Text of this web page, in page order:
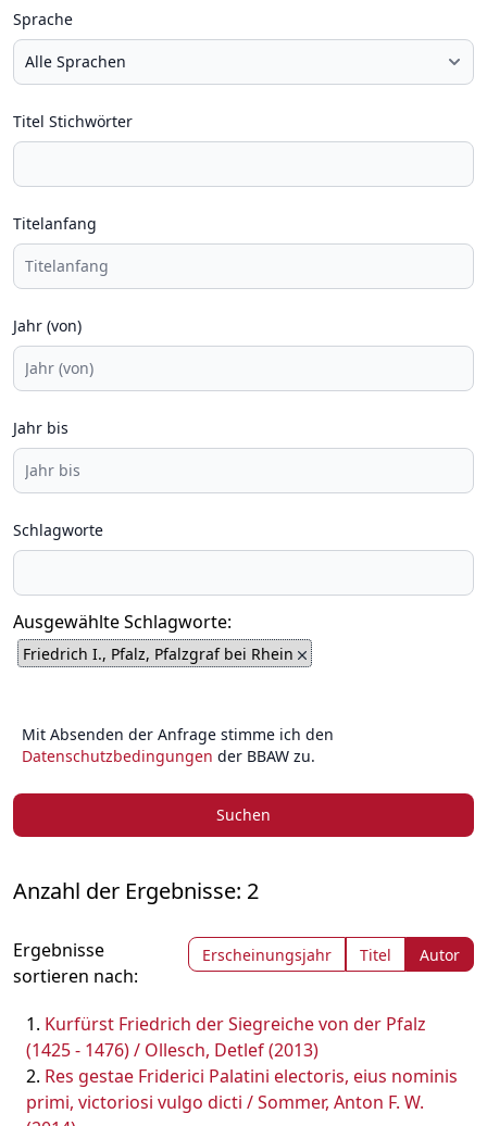
Sprache
Titel Stichwörter
Titelanfang
Jahr (von)
Jahr bis
Schlagworte
Ausgewählte Schlagworte:
Friedrich I., Pfalz, Pfalzgraf bei Rhein
Mit Absenden der Anfrage stimme ich den
Datenschutzbedingungen der BBAW zu.
Suchen
Anzahl der Ergebnisse: 2
Ergebnisse
sortieren nach:
Erscheinungsjahr Titel Autor
Kurfürst Friedrich der Siegreiche von der Pfalz
(1425 - 1476) / Ollesch, Detlef (2013)
Res gestae Friderici Palatini electoris, eius nominis
primi, victoriosi vulgo dicti / Sommer, Anton F. W.